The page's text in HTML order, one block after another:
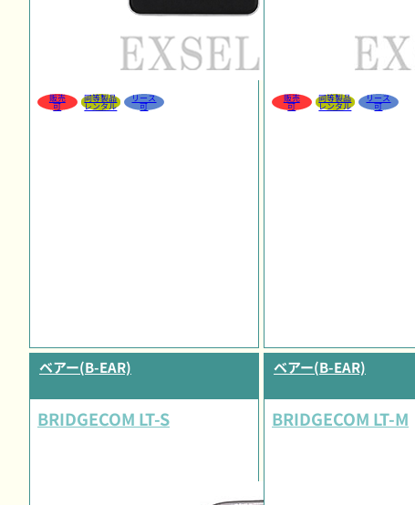
販売
可
同等製品
レンタル
リース
可
販売
可
同等製品
レンタル
リース
可
ベアー(B-EAR)
BRIDGECOM LT-S
ベアー(B-EAR)
BRIDGECOM LT-M